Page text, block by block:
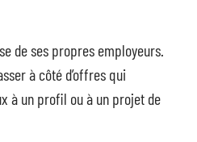
de ses propres employeurs.
à côté d’offres qui
à un profil ou à un projet de